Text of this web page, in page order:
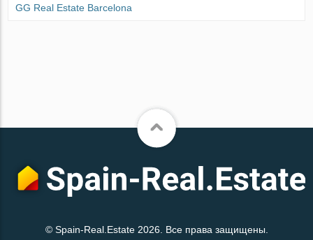
GG Real Estate Barcelona
© Spain-Real.Estate 2026. Все права защищены.